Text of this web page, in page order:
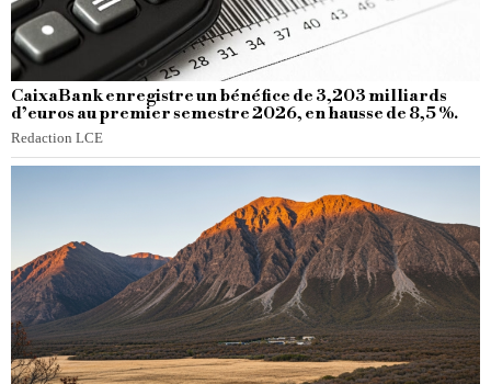
CaixaBank enregistre un bénéfice de 3,203 milliards
d’euros au premier semestre 2026, en hausse de 8,5 %.
Redaction LCE